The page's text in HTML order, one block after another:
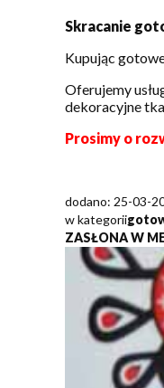
Skracanie
Kupując
Oferujemy
dekoracyjne
Prosimy o
dodano: 25-03-
w kategorii
ZASŁONA W